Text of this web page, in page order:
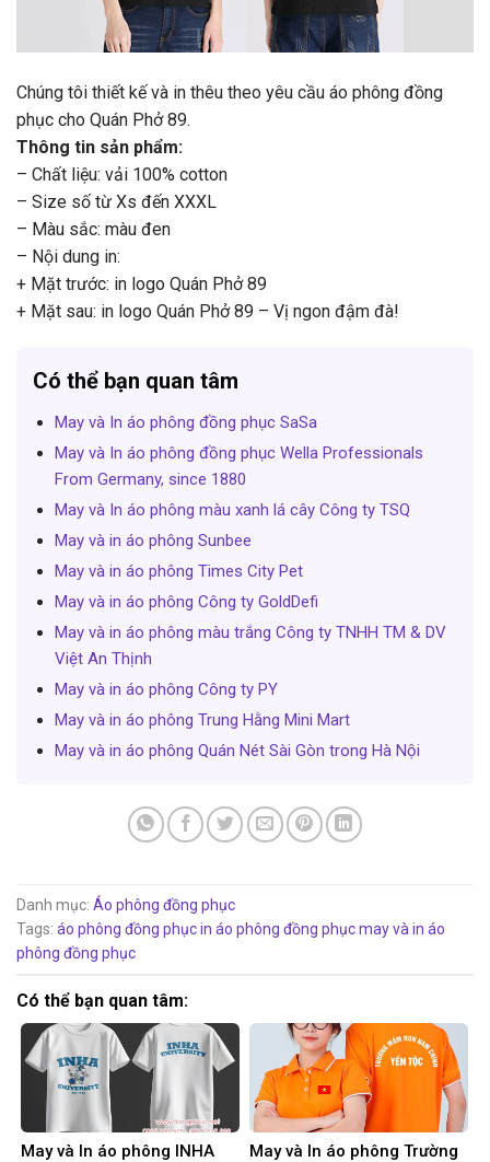
Chúng tôi thiết kế và in thêu theo yêu cầu áo phông đồng
phục cho Quán Phở 89.
Thông tin sản phẩm:
– Chất liệu: vải 100% cotton
– Size số từ Xs đến XXXL
– Màu sắc: màu đen
– Nội dung in:
+ Mặt trước: in logo Quán Phở 89
+ Mặt sau: in logo Quán Phở 89 – Vị ngon đậm đà!
Có thể bạn quan tâm
May và In áo phông đồng phục SaSa
May và In áo phông đồng phục Wella Professionals
From Germany, since 1880
May và In áo phông màu xanh lá cây Công ty TSQ
May và in áo phông Sunbee
May và in áo phông Times City Pet
May và in áo phông Công ty GoldDefi
May và in áo phông màu trắng Công ty TNHH TM & DV
Việt An Thịnh
May và in áo phông Công ty PY
May và in áo phông Trung Hằng Mini Mart
May và in áo phông Quán Nét Sài Gòn trong Hà Nội
Danh mục: Áo phông đồng phục
Tags: áo phông đồng phụcin áo phông đồng phụcmay và in áo
phông đồng phục
Có thể bạn quan tâm:
May và In áo phông INHA
May và In áo phông Trường